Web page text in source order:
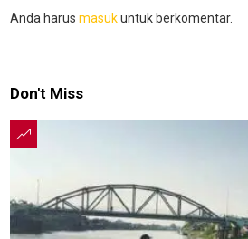
Anda harus masukuntuk berkomentar.
Don't Miss